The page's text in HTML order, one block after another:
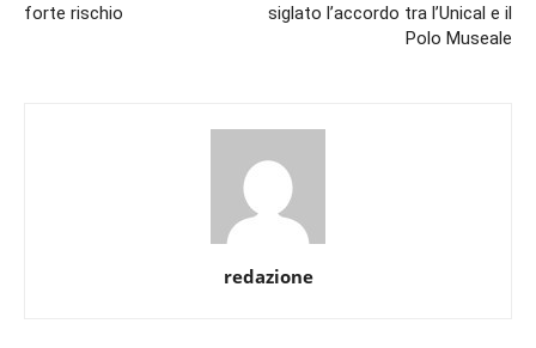
forte rischio
siglato l’accordo tra l’Unical e il
Polo Museale
redazione